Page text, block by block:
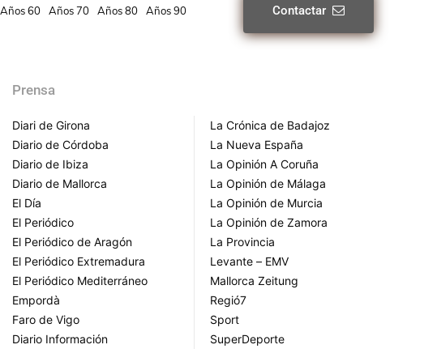
Años 60 Años 70 Años 80 Años 90 Contactar
Prensa
Diari de Girona
Diario de Córdoba
Diario de Ibiza
Diario de Mallorca
El Día
El Periódico
El Periódico de Aragón
El Periódico Extremadura
El Periódico Mediterráneo
Empordà
Faro de Vigo
Diario Información
La Crónica de Badajoz
La Nueva España
La Opinión A Coruña
La Opinión de Málaga
La Opinión de Murcia
La Opinión de Zamora
La Provincia
Levante – EMV
Mallorca Zeitung
Regió7
Sport
SuperDeporte